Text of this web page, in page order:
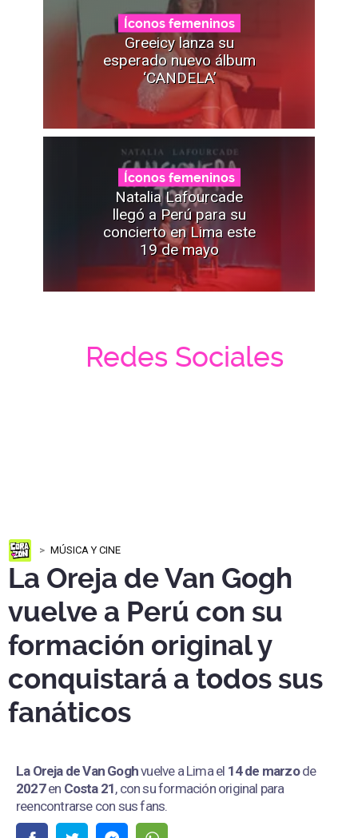
Íconos femeninos
Greeicy lanza su
esperado nuevo álbum
‘CANDELA’
Íconos femeninos
Natalia Lafourcade
llegó a Perú para su
concierto en Lima este
19 de mayo
Redes Sociales
MÚSICA Y CINE
La Oreja de Van Gogh
vuelve a Perú con su
formación original y
conquistará a todos sus
fanáticos
La Oreja de Van Goghvuelve a Lima el 14 de marzode
2027en Costa 21, con su formación original para
reencontrarse con sus fans.